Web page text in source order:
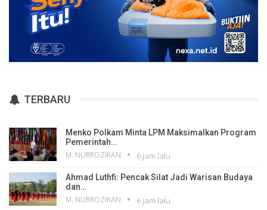
TERBARU
Menko Polkam Minta LPM Maksimalkan Program
Pemerintah…
M. NURROZIKAN 6 jam lalu
Ahmad Luthfi: Pencak Silat Jadi Warisan Budaya
dan…
M. NURROZIKAN 6 jam lalu